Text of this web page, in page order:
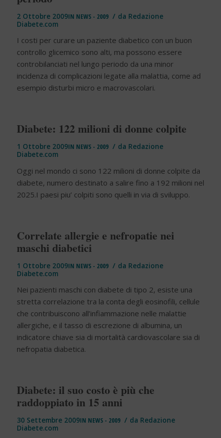
2 Ottobre 2009IN NEWS - 2009 / da Redazione
Diabete.com
I costi per curare un paziente diabetico con un buon
controllo glicemico sono alti, ma possono essere
controbilanciati nel lungo periodo da una minor
incidenza di complicazioni legate alla malattia, come ad
esempio disturbi micro e macrovascolari.
Diabete: 122 milioni di donne colpite
1 Ottobre 2009IN NEWS - 2009 / da Redazione
Diabete.com
Oggi nel mondo ci sono 122 milioni di donne colpite da
diabete, numero destinato a salire fino a 192 milioni nel
2025.I paesi piu’ colpiti sono quelli in via di sviluppo.
Correlate allergie e nefropatie nei
maschi diabetici
1 Ottobre 2009IN NEWS - 2009 / da Redazione
Diabete.com
Nei pazienti maschi con diabete di tipo 2, esiste una
stretta correlazione tra la conta degli eosinofili, cellule
che contribuiscono all’infiammazione nelle malattie
allergiche, e il tasso di escrezione di albumina, un
indicatore chiave sia di mortalità cardiovascolare sia di
nefropatia diabetica.
Diabete: il suo costo è più che
raddoppiato in 15 anni
30 Settembre 2009IN NEWS - 2009 / da Redazione
Diabete.com